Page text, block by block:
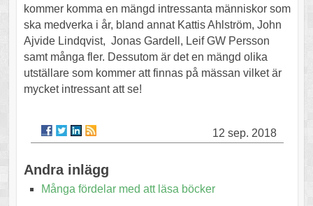
kommer komma en mängd intressanta människor som
ska medverka i år, bland annat Kattis Ahlström, John
Ajvide Lindqvist, Jonas Gardell, Leif GW Persson
samt många fler. Dessutom är det en mängd olika
utställare som kommer att finnas på mässan vilket är
mycket intressant att se!
12 sep. 2018
Andra inlägg
Många fördelar med att läsa böcker